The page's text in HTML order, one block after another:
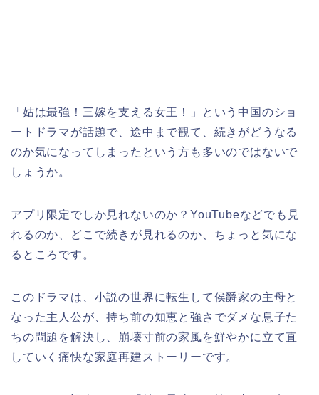
「姑は最強！三嫁を支える女王！」という中国のショ
ートドラマが話題で、途中まで観て、続きがどうなる
のか気になってしまったという方も多いのではないで
しょうか。
アプリ限定でしか見れないのか？YouTubeなどでも見
れるのか、どこで続きが見れるのか、ちょっと気にな
るところです。
このドラマは、小説の世界に転生して侯爵家の主母と
なった主人公が、持ち前の知恵と強さでダメな息子た
ちの問題を解決し、崩壊寸前の家風を鮮やかに立て直
していく痛快な家庭再建ストーリーです。